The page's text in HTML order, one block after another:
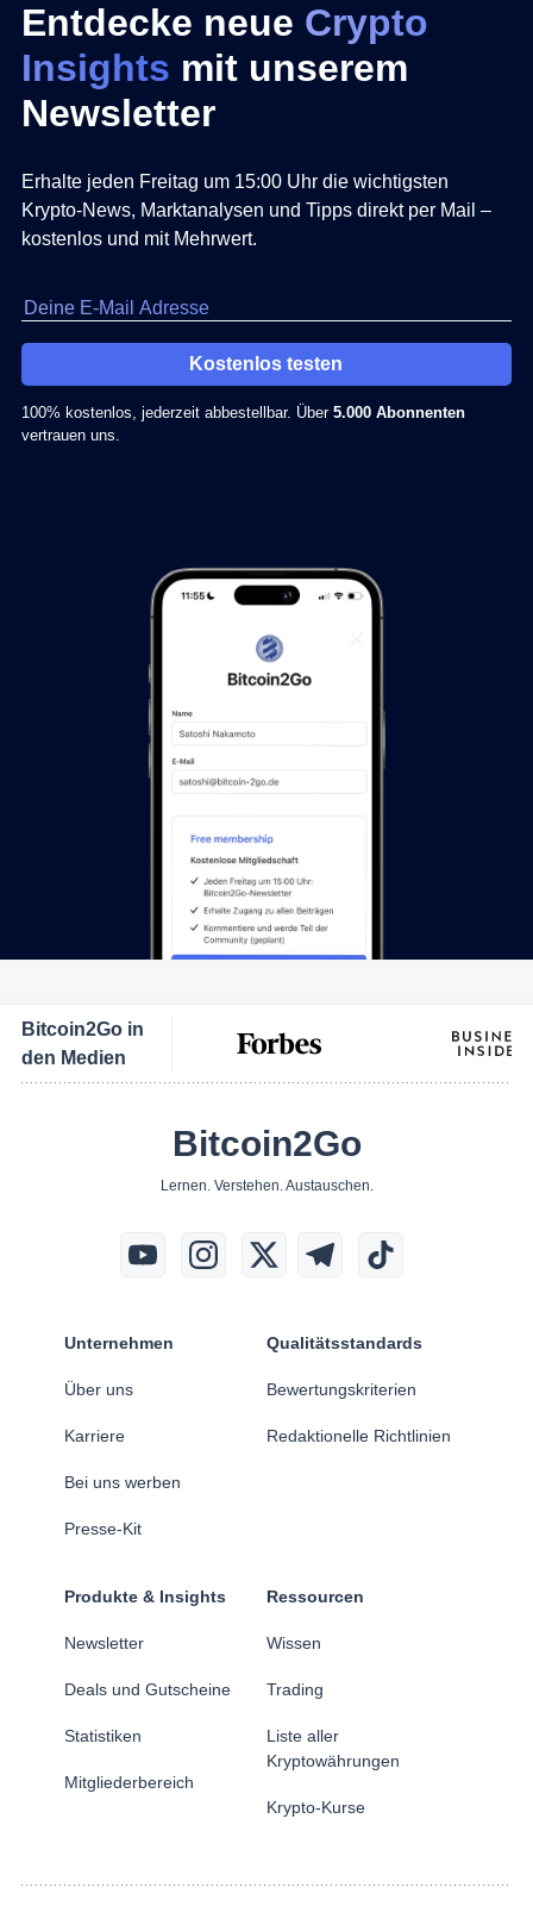
Entdecke neue Crypto
Insights mit unserem
Newsletter
Erhalte jeden Freitag um 15:00 Uhr die wichtigsten
Krypto-News, Marktanalysen und Tipps direkt per Mail –
kostenlos und mit Mehrwert.
Kostenlos testen
100% kostenlos, jederzeit abbestellbar. Über 5.000 Abonnenten
vertrauen uns.
Bitcoin2Go in
den Medien
Bitcoin2Go
Lernen. Verstehen. Austauschen.
Unternehmen
Über uns
Karriere
Bei uns werben
Presse-Kit
Qualitätsstandards
Bewertungskriterien
Redaktionelle Richtlinien
Produkte & Insights
Newsletter
Deals und Gutscheine
Statistiken
Mitgliederbereich
Ressourcen
Wissen
Trading
Liste aller
Kryptowährungen
Krypto-Kurse